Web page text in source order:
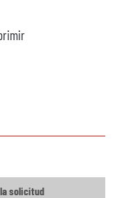
solicitud